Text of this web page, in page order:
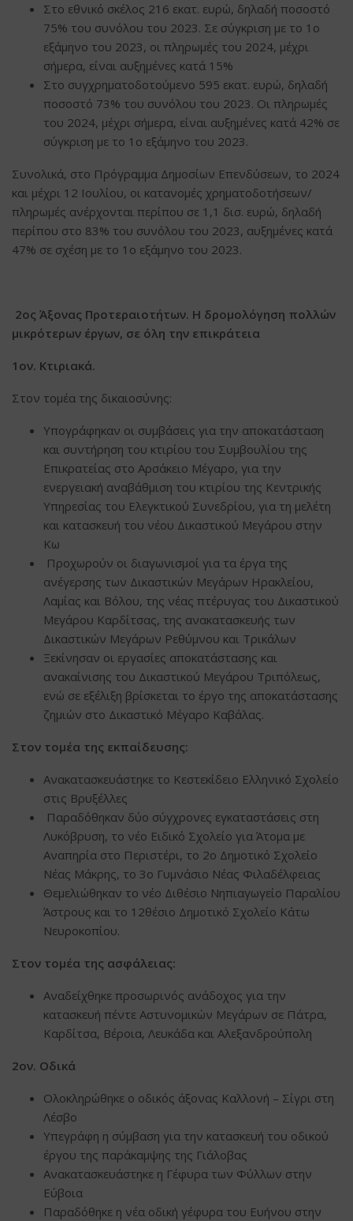
Στο εθνικό σκέλος 216 εκατ. ευρώ, δηλαδή ποσοστό
75% του συνόλου του 2023. Σε σύγκριση με το 1ο
εξάμηνο του 2023, οι πληρωμές του 2024, μέχρι
σήμερα, είναι αυξημένες κατά 15%
Στο συγχρηματοδοτούμενο 595 εκατ. ευρώ, δηλαδή
ποσοστό 73% του συνόλου του 2023. Οι πληρωμές
του 2024, μέχρι σήμερα, είναι αυξημένες κατά 42% σε
σύγκριση με το 1ο εξάμηνο του 2023.
Συνολικά, στο Πρόγραμμα Δημοσίων Επενδύσεων, το 2024
και μέχρι 12 Ιουλίου, οι κατανομές χρηματοδοτήσεων/
πληρωμές ανέρχονται περίπου σε 1,1 δισ. ευρώ, δηλαδή
περίπου στο 83% του συνόλου του 2023, αυξημένες κατά
47% σε σχέση με το 1ο εξάμηνο του 2023.
2ος Άξονας Προτεραιοτήτων. Η δρομολόγηση πολλών
μικρότερων έργων, σε όλη την επικράτεια
1ον. Κτιριακά.
Στον τομέα της δικαιοσύνης:
Υπογράφηκαν οι συμβάσεις για την αποκατάσταση
και συντήρηση του κτιρίου του Συμβουλίου της
Επικρατείας στο Αρσάκειο Μέγαρο, για την
ενεργειακή αναβάθμιση του κτιρίου της Κεντρικής
Υπηρεσίας του Ελεγκτικού Συνεδρίου, για τη μελέτη
και κατασκευή του νέου Δικαστικού Μεγάρου στην
Κω
Προχωρούν οι διαγωνισμοί για τα έργα της
ανέγερσης των Δικαστικών Μεγάρων Ηρακλείου,
Λαμίας και Βόλου, της νέας πτέρυγας του Δικαστικού
Μεγάρου Καρδίτσας, της ανακατασκευής των
Δικαστικών Μεγάρων Ρεθύμνου και Τρικάλων
Ξεκίνησαν οι εργασίες αποκατάστασης και
ανακαίνισης του Δικαστικού Μεγάρου Τριπόλεως,
ενώ σε εξέλιξη βρίσκεται το έργο της αποκατάστασης
ζημιών στο Δικαστικό Μέγαρο Καβάλας.
Στον τομέα της εκπαίδευσης:
Ανακατασκευάστηκε το Κεστεκίδειο Ελληνικό Σχολείο
στις Βρυξέλλες
Παραδόθηκαν δύο σύγχρονες εγκαταστάσεις στη
Λυκόβρυση, το νέο Ειδικό Σχολείο για Άτομα με
Αναπηρία στο Περιστέρι, το 2ο Δημοτικό Σχολείο
Νέας Μάκρης, το 3ο Γυμνάσιο Νέας Φιλαδέλφειας
Θεμελιώθηκαν το νέο Διθέσιο Νηπιαγωγείο Παραλίου
Άστρους και το 12θέσιο Δημοτικό Σχολείο Κάτω
Νευροκοπίου.
Στον τομέα της ασφάλειας:
Αναδείχθηκε προσωρινός ανάδοχος για την
κατασκευή πέντε Αστυνομικών Μεγάρων σε Πάτρα,
Καρδίτσα, Βέροια, Λευκάδα και Αλεξανδρούπολη
2ον. Οδικά
Ολοκληρώθηκε ο οδικός άξονας Καλλονή – Σίγρι στη
Λέσβο
Υπεγράφη η σύμβαση για την κατασκευή του οδικού
έργου της παράκαμψης της Γιάλοβας
Ανακατασκευάστηκε η Γέφυρα των Φύλλων στην
Εύβοια
Παραδόθηκε η νέα οδική γέφυρα του Ευήνου στην